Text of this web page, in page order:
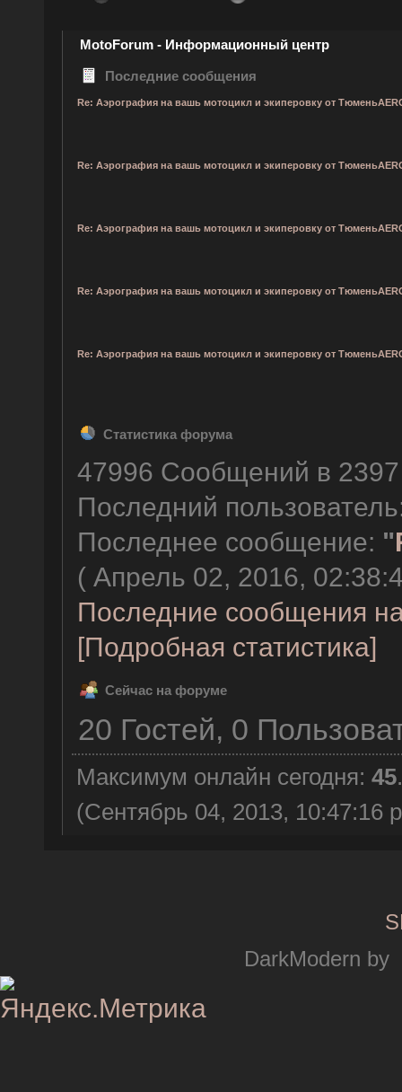
MotoForum - Информационный центр
Последние сообщения
Re: Аэрография на вашь мотоцикл и экиперовку от
Re: Аэрография на вашь мотоцикл и экиперовку от
Re: Аэрография на вашь мотоцикл и экиперовку от
Re: Аэрография на вашь мотоцикл и экиперовку от
Re: Аэрография на вашь мотоцикл и экиперовку от
Статистика форума
47996 Сообщений в
Последний
Последнее сообщение: "
( Апрель 02, 2016,
Последние сообщения
[Подробная статистика]
Сейчас на форуме
20 Гостей, 0
Максимум онлайн сегодня:45
(Сентябрь 04, 2013, 10:47:16
DarkModern by